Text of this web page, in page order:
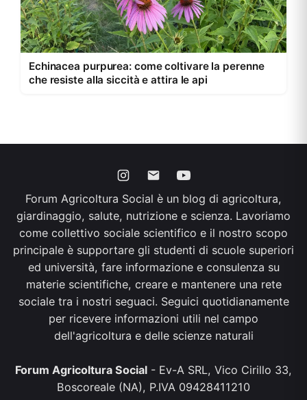
Echinacea purpurea: come coltivare la perenne
che resiste alla siccità e attira le api
Forum Agricoltura Social è un blog di agricoltura,
giardinaggio, salute, nutrizione e scienza. Lavoriamo
come collettivo sociale scientifico e il nostro scopo
principale è supportare gli studenti di scuole superiori
ed università, fare informazione e consulenza su
materie scientifiche, creare e mantenere una rete
sociale tra i nostri seguaci. Seguici quotidianamente
per ricevere informazioni utili nel campo
dell'agricoltura e delle scienze naturali
Forum Agricoltura Social - Ev-A SRL, Vico Cirillo 33,
Boscoreale (NA), P.IVA 09428411210